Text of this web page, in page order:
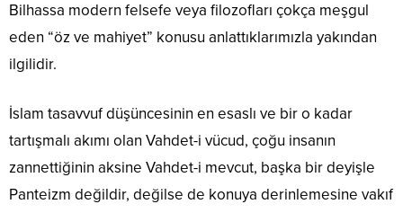
Bilhassa modern felsefe veya filozofları çokça meşgul
eden “öz ve mahiyet” konusu anlattıklarımızla yakından
ilgilidir.
İslam tasavvuf düşüncesinin en esaslı ve bir o kadar
tartışmalı akımı olan Vahdet-i vücud, çoğu insanın
zannettiğinin aksine Vahdet-i mevcut, başka bir deyişle
Panteizm değildir, değilse de konuya derinlemesine vakıf